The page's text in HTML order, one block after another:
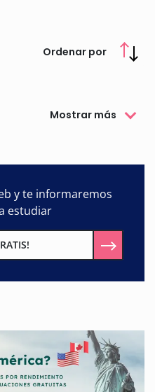
Ordenar por
Mostrar más
y te informaremos
estudiar